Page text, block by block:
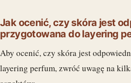
Jak ocenić, czy skóra jest
przygotowana do layering
Aby ocenić, czy skóra jest
layering perfum, zwróć uwagę na